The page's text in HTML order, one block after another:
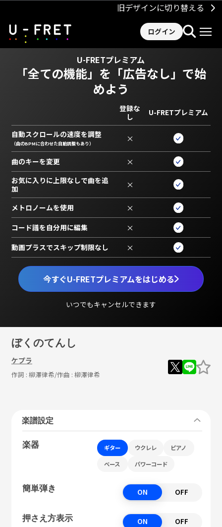
旧デザインに切り替える
ログイン
U-FRETプレミアム
「全ての機能」を 「広告なし」で始
めよう
今すぐU-FRETプレミアムをはじめる
いつでもキャンセルできます
登録な
し
U-FRETプレミアム
自動スクロールの速度を調整
（曲のBPMに合わせた自動調整もあり） ×
曲のキーを変更 ×
お気に入りに上限なしで曲を追
加
×
メトロノームを使用 ×
コード譜を自分用に編集 ×
動画プラスでスキップ制限なし ×
ぼくのてんし
ケプラ
作詞 : 柳澤律希/作曲 : 柳澤律希
楽譜設定
楽器 ギター ウクレレ ピアノ
ベース パワーコード
簡単弾き ON OFF
押さえ方表示 ON OFF